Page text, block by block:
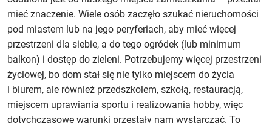
mieć znaczenie. Wiele osób zaczęło szukać nieruchomości
pod miastem lub na jego peryferiach, aby mieć więcej
przestrzeni dla siebie, a do tego ogródek (lub minimum
balkon) i dostęp do zieleni. Potrzebujemy więcej przestrzeni
życiowej, bo dom stał się nie tylko miejscem do życia
i biurem, ale również przedszkolem, szkołą, restauracją,
miejscem uprawiania sportu i realizowania hobby, więc
dotychczasowe warunki przestały nam wystarczać. To